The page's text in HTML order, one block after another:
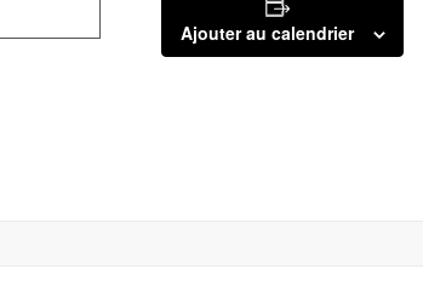
Ajouter au calendrier